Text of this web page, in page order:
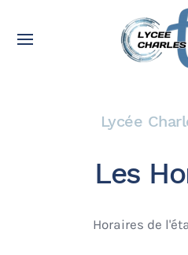
Lycée
Les
Horaires de